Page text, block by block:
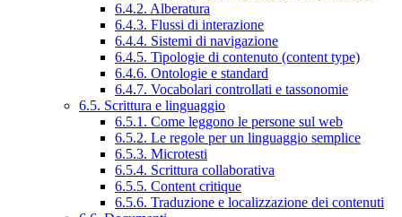
6.4.2. Alberatura
6.4.3. Flussi di interazione
6.4.4. Sistemi di navigazione
6.4.5. Tipologie di contenuto (content type)
6.4.6. Ontologie e standard
6.4.7. Vocabolari controllati e tassonomie
6.5. Scrittura e linguaggio
6.5.1. Come leggono le persone sul web
6.5.2. Le regole per un linguaggio semplice
6.5.3. Microtesti
6.5.4. Scrittura collaborativa
6.5.5. Content critique
6.5.6. Traduzione e localizzazione dei contenuti